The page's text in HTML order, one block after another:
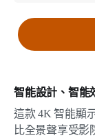
智能設計、智能
這款 4K 智能顯
比全景聲享受影